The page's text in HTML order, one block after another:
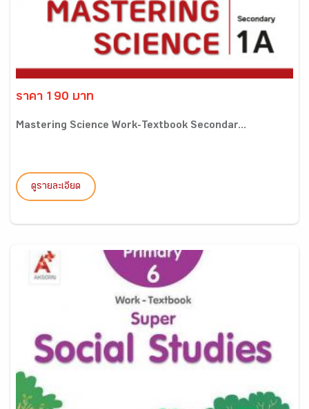
ราคา 190 บาท
Mastering Science Work-Textbook Secondar...
ดูรายละเอียด